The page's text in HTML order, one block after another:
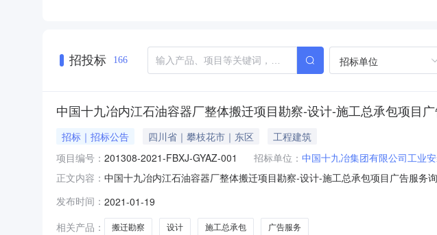
招投标 166 招标单位
中国十九冶内江石油容器厂整体搬迁项目勘察-设计-施工总承包项目
招标｜招标公告 四川省｜攀枝花市｜东区
工程建筑
项目编号： 201308-2021-FBXJ-GYAZ-001 招标单位： 中国十九冶集团有限公司工业
正文内容： 中国十九冶内江石油容器厂整体搬迁项目勘察-设计-施工总承包项目广告服
冶内江石油容器厂整体搬迁项目勘察-设计-施工总承包项目广告服务询价书采
发布时间： 2021-01-19
相关产品：
搬迁勘察 设计 施工总承包 广告服务